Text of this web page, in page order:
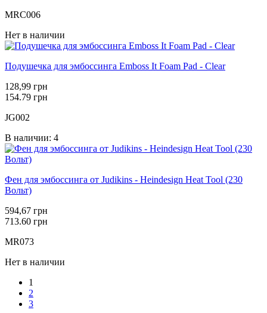
MRC006
Нет в наличии
Подушечка для эмбоссинга Emboss It Foam Pad - Clear
128,99 грн
154.79 грн
JG002
В наличии: 4
Фен для эмбоссинга от Judikins - Heindesign Heat Tool (230
Вольт)
594,67 грн
713.60 грн
MR073
Нет в наличии
1
2
3